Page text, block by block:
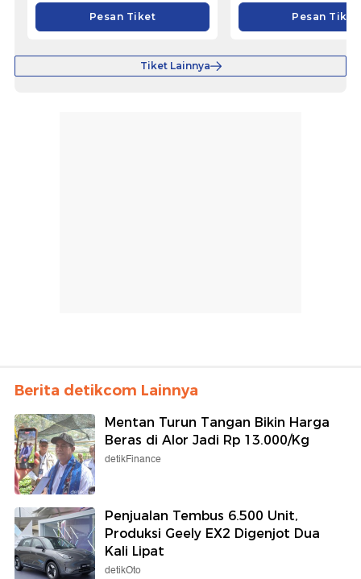
Pesan Tiket Pesan Tiket
Tiket Lainnya
Berita detikcom Lainnya
Mentan Turun Tangan Bikin Harga
Beras di Alor Jadi Rp 13.000/Kg
detikFinance
Penjualan Tembus 6.500 Unit,
Produksi Geely EX2 Digenjot Dua
Kali Lipat
detikOto